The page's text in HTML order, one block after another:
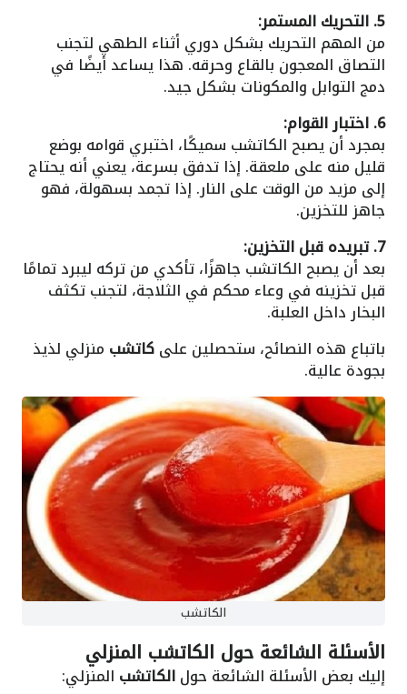
5. التحريك المستمر:
من المهم التحريك بشكل دوري أثناء الطهي لتجنب
التصاق المعجون بالقاع وحرقه. هذا يساعد أيضًا في
دمج التوابل والمكونات بشكل جيد.
6. اختبار القوام:
بمجرد أن يصبح الكاتشب سميكًا، اختبري قوامه بوضع
قليل منه على ملعقة. إذا تدفق بسرعة، يعني أنه يحتاج
إلى مزيد من الوقت على النار. إذا تجمد بسهولة، فهو
جاهز للتخزين.
7. تبريده قبل التخزين:
بعد أن يصبح الكاتشب جاهزًا، تأكدي من تركه ليبرد تمامًا
قبل تخزينه في وعاء محكم في الثلاجة، لتجنب تكثف
البخار داخل العلبة.
باتباع هذه النصائح، ستحصلين علىكاتشب منزلي لذيذ
بجودة عالية.
الكاتشب
الأسئلة الشائعة حول الكاتشب المنزلي
إليك بعض الأسئلة الشائعة حولالكاتشب المنزلي: